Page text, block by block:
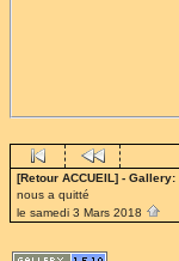
[Retour ACCUEIL] - Gallery:
nous a quitté
le samedi 3 Mars 2018